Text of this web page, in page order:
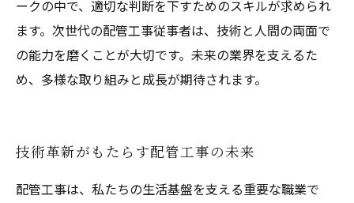
ークの中で、適切な判断を下すためのスキルが求められ
ます。次世代の配管工事従事者は、技術と人間の両面で
の能力を磨くことが大切です。未来の業界を支えるた
め、多様な取り組みと成長が期待されます。
技術革新がもたらす配管工事の未来
配管工事は、私たちの生活基盤を支える重要な職業で